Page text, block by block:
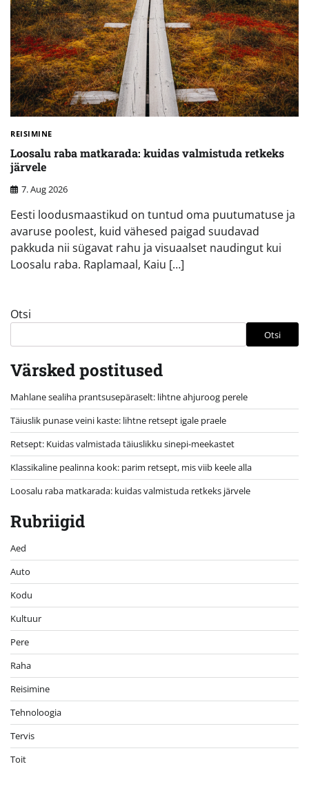
REISIMINE
Loosalu raba matkarada: kuidas valmistuda retkeks
järvele
7. Aug 2026
Eesti loodusmaastikud on tuntud oma puutumatuse ja
avaruse poolest, kuid vähesed paigad suudavad
pakkuda nii sügavat rahu ja visuaalset naudingut kui
Loosalu raba. Raplamaal, Kaiu […]
Otsi
Otsi
Värsked postitused
Mahlane sealiha prantsusepäraselt: lihtne ahjuroog perele
Täiuslik punase veini kaste: lihtne retsept igale praele
Retsept: Kuidas valmistada täiuslikku sinepi-meekastet
Klassikaline pealinna kook: parim retsept, mis viib keele alla
Loosalu raba matkarada: kuidas valmistuda retkeks järvele
Rubriigid
Aed
Auto
Kodu
Kultuur
Pere
Raha
Reisimine
Tehnoloogia
Tervis
Toit